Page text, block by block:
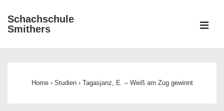
Zum
Inhalt
Schachschule
Smithers
Home › Studien › Tagasjanz, E. – Weiß am Zug gewinnt